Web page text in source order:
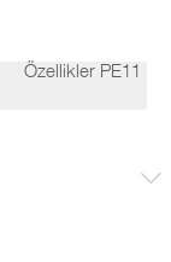
Özellikler PE11